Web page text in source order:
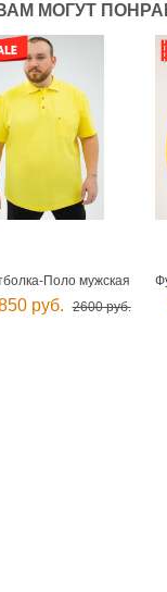
МОГУТ
Поло мужская
руб. 2600 руб.